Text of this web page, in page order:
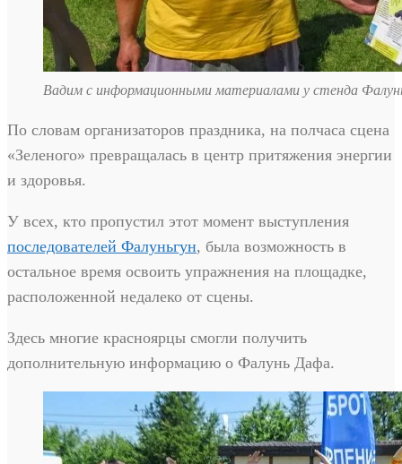
Вадим с информационными материалами у стенда
По словам организаторов праздника, на полчаса сцена
«Зеленого» превращалась в центр притяжения энергии
и здоровья.
У всех, кто пропустил этот момент выступления
последователей Фалуньгун, была возможность в
остальное время освоить упражнения на площадке,
расположенной недалеко от сцены.
Здесь многие красноярцы смогли получить
дополнительную информацию о Фалунь Дафа.